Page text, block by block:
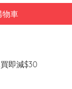
物車
即減$30